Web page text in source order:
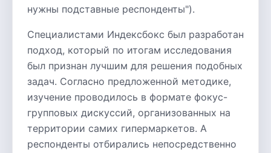
нужны подставные респонденты").
Специалистами Индексбокс был разработан
подход, который по итогам исследования
был признан лучшим для решения подобных
задач. Согласно предложенной методике,
изучение проводилось в формате фокус-
групповых дискуссий, организованных на
территории самих гипермаркетов. А
респонденты отбирались непосредственно